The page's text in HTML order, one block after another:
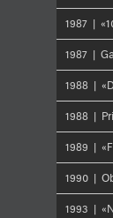
1987 |
1987 |
1988 |
1988 |
1989 |
1990 |
1993 |